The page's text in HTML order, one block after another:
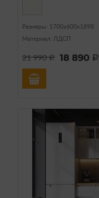
Размеры: 1700х600х1898
Материал: ЛДСП
21 990a 18 890 a